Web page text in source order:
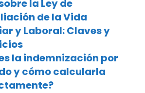
la Ley de
de la Vida
y Laboral: Claves y
la indemnización por
y cómo calcularla